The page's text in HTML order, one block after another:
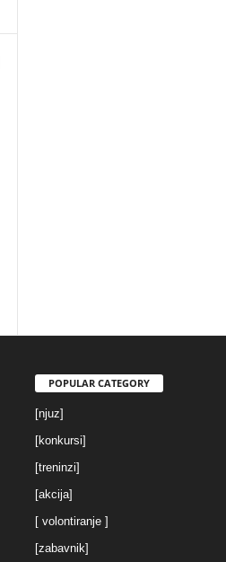
POPULAR CATEGORY
[njuz]
[konkursi]
[treninzi]
[akcija]
[ volontiranje ]
[zabavnik]